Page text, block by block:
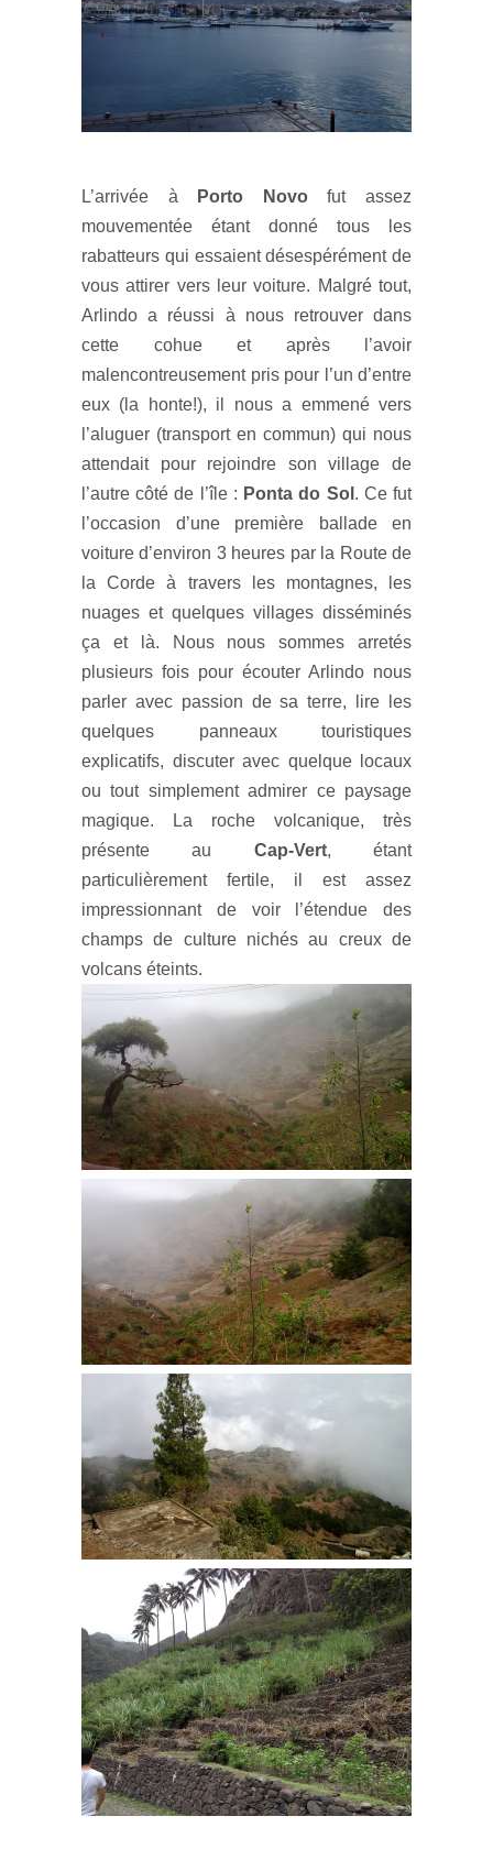
L’arrivée à Porto Novofut assez
mouvementée étant donné tous les
rabatteurs qui essaient désespérément de
vous attirer vers leur voiture. Malgré tout,
Arlindo a réussi à nous retrouver dans
cette cohue et après l’avoir
malencontreusement pris pour l’un d’entre
eux (la honte!), il nous a emmené vers
l’aluguer (transport en commun) qui nous
attendait pour rejoindre son village de
l’autre côté de l’île : Ponta do Sol . Ce fut
l’occasion d’une première ballade en
voiture d’environ 3 heures par la Route de
la Corde à travers les montagnes, les
nuages et quelques villages disséminés
ça et là. Nous nous sommes arretés
plusieurs fois pour écouter Arlindo nous
parler avec passion de sa terre, lire les
quelques panneaux touristiques
explicatifs, discuter avec quelque locaux
ou tout simplement admirer ce paysage
magique. La roche volcanique, très
présente au Cap-Vert, étant
particulièrement fertile, il est assez
impressionnant de voir l’étendue des
champs de culture nichés au creux de
volcans éteints.